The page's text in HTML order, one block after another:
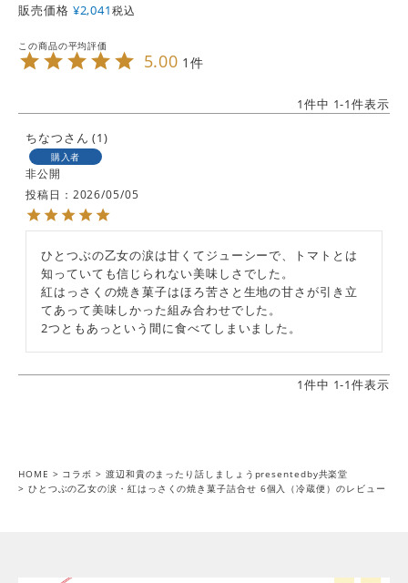
販売価格 ¥2,041税込
5.00 1
1件中 1-1件表示
ちなつ 1
購入者
非公開
投稿日
2026/05/05
ひとつぶの乙女の涙は甘くてジューシーで、トマトとは
知っていても信じられない美味しさでした。
紅はっさくの焼き菓子はほろ苦さと生地の甘さが引き立
てあって美味しかった組み合わせでした。
2つともあっという間に食べてしまいました。
1件中 1-1件表示
HOME コラボ
渡辺和貴のまったり話しましょうpresentedby共楽堂
ひとつぶの乙女の涙・紅はっさくの焼き菓子詰合せ 6個入（冷蔵便）のレビュー